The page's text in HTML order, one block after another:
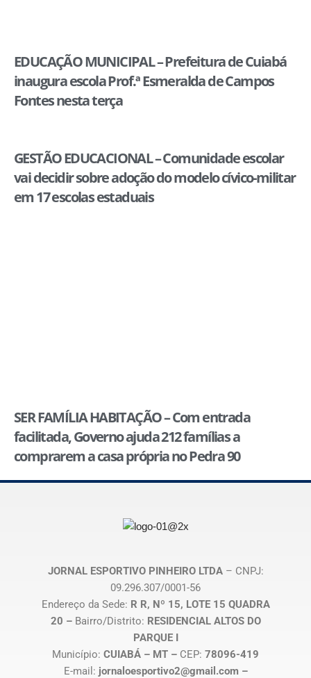
EDUCAÇÃO MUNICIPAL – Prefeitura de Cuiabá
inaugura escola Prof.ª Esmeralda de Campos
Fontes nesta terça
GESTÃO EDUCACIONAL – Comunidade escolar
vai decidir sobre adoção do modelo cívico-militar
em 17 escolas estaduais
SER FAMÍLIA HABITAÇÃO – Com entrada
facilitada, Governo ajuda 212 famílias a
comprarem a casa própria no Pedra 90
JORNAL ESPORTIVO PINHEIRO LTDA– CNPJ:
09.296.307/0001-56
Endereço da Sede: R R, Nº 15, LOTE 15 QUADRA
20 – Bairro/Distrito: RESIDENCIAL ALTOS DO
PARQUE I
Município: CUIABÁ – MT – CEP: 78096-419
E-mail: jornaloesportivo2@gmail.com –